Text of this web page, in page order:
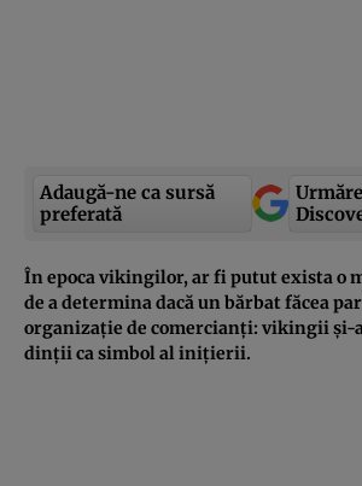
Adaugă-ne ca sursă
preferată
În epoca vikingilor, ar fi putut exista o
de a determina dacă un bărbat făcea
organizație de comercianți: vikingii
dinții ca simbol al inițierii.